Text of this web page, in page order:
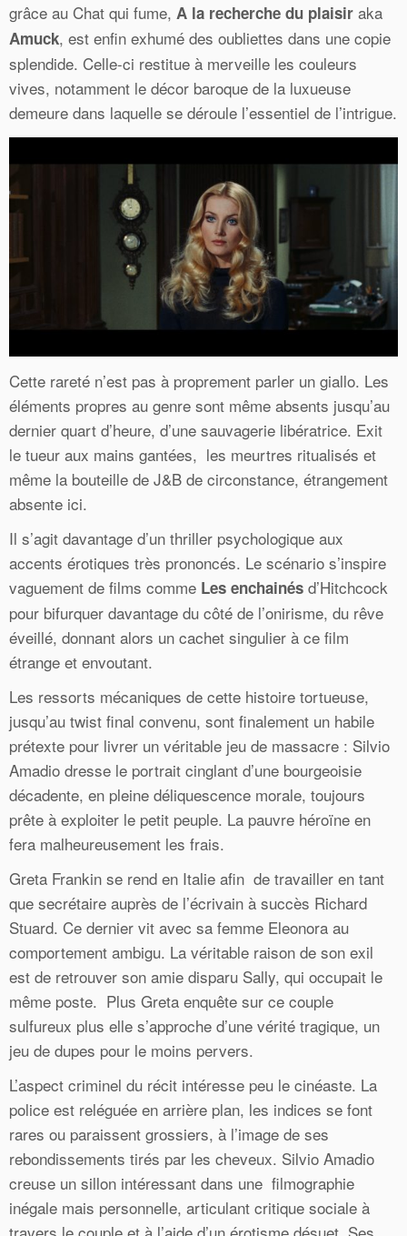
grâce au Chat qui fume, A la recherche du plaisir aka
Amuck, est enfin exhumé des oubliettes dans une copie
splendide. Celle-ci restitue à merveille les couleurs
vives, notamment le décor baroque de la luxueuse
demeure dans laquelle se déroule l’essentiel de l’intrigue.
Cette rareté n’est pas à proprement parler un giallo. Les
éléments propres au genre sont même absents jusqu’au
dernier quart d’heure, d’une sauvagerie libératrice. Exit
le tueur aux mains gantées, les meurtres ritualisés et
même la bouteille de J&B de circonstance, étrangement
absente ici.
Il s’agit davantage d’un thriller psychologique aux
accents érotiques très prononcés. Le scénario s’inspire
vaguement de films comme Les enchainés d’Hitchcock
pour bifurquer davantage du côté de l’onirisme, du rêve
éveillé, donnant alors un cachet singulier à ce film
étrange et envoutant.
Les ressorts mécaniques de cette histoire tortueuse,
jusqu’au twist final convenu, sont finalement un habile
prétexte pour livrer un véritable jeu de massacre : Silvio
Amadio dresse le portrait cinglant d’une bourgeoisie
décadente, en pleine déliquescence morale, toujours
prête à exploiter le petit peuple. La pauvre héroïne en
fera malheureusement les frais.
Greta Frankin se rend en Italie afin de travailler en tant
que secrétaire auprès de l’écrivain à succès Richard
Stuard. Ce dernier vit avec sa femme Eleonora au
comportement ambigu. La véritable raison de son exil
est de retrouver son amie disparu Sally, qui occupait le
même poste. Plus Greta enquête sur ce couple
sulfureux plus elle s’approche d’une vérité tragique, un
jeu de dupes pour le moins pervers.
L’aspect criminel du récit intéresse peu le cinéaste. La
police est reléguée en arrière plan, les indices se font
rares ou paraissent grossiers, à l’image de ses
rebondissements tirés par les cheveux. Silvio Amadio
creuse un sillon intéressant dans une filmographie
inégale mais personnelle, articulant critique sociale à